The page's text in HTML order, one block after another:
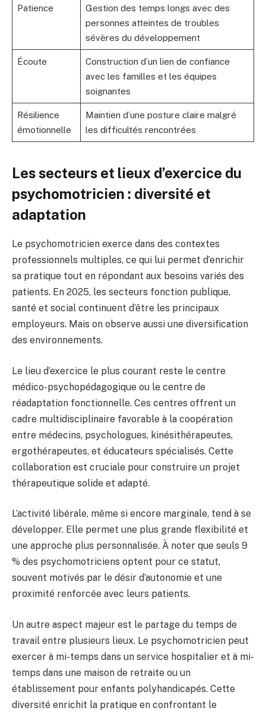
Patience
Gestion des temps longs avec des
personnes atteintes de troubles
sévères du développement
Écoute
Construction d’un lien de confiance
avec les familles et les équipes
soignantes
Résilience
émotionnelle
Maintien d’une posture claire malgré
les difficultés rencontrées
Les secteurs et lieux d’exercice du
psychomotricien : diversité et
adaptation
Le psychomotricien exerce dans des contextes
professionnels multiples, ce qui lui permet d’enrichir
sa pratique tout en répondant aux besoins variés des
patients. En 2025, les secteurs fonction publique,
santé et social continuent d’être les principaux
employeurs. Mais on observe aussi une diversification
des environnements.
Le lieu d’exercice le plus courant reste le centre
médico-psychopédagogique ou le centre de
réadaptation fonctionnelle. Ces centres offrent un
cadre multidisciplinaire favorable à la coopération
entre médecins, psychologues, kinésithérapeutes,
ergothérapeutes, et éducateurs spécialisés. Cette
collaboration est cruciale pour construire un projet
thérapeutique solide et adapté.
L’activité libérale, même si encore marginale, tend à se
développer. Elle permet une plus grande flexibilité et
une approche plus personnalisée. À noter que seuls 9
% des psychomotriciens optent pour ce statut,
souvent motivés par le désir d’autonomie et une
proximité renforcée avec leurs patients.
Un autre aspect majeur est le partage du temps de
travail entre plusieurs lieux. Le psychomotricien peut
exercer à mi-temps dans un service hospitalier et à mi-
temps dans une maison de retraite ou un
établissement pour enfants polyhandicapés. Cette
diversité enrichit la pratique en confrontant le